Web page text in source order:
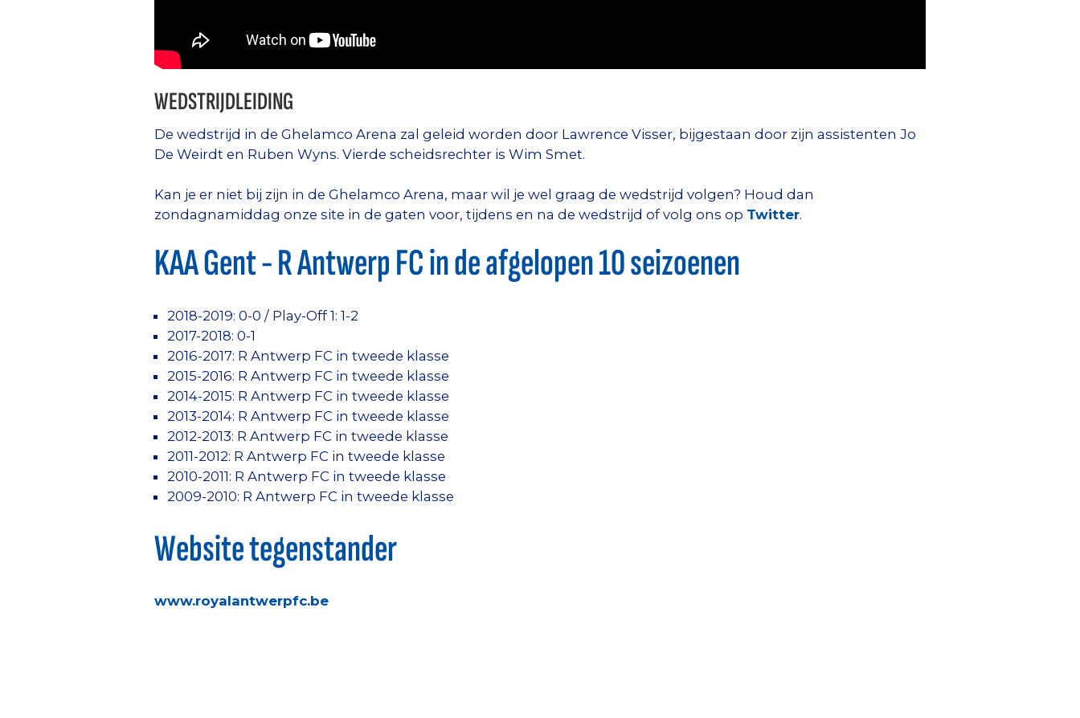
WEDSTRIJDLEIDING
De wedstrijd in de Ghelamco Arena zal geleid worden door Lawrence Visser, bijgestaan door zijn assistenten Jo
De Weirdt en Ruben Wyns. Vierde scheidsrechter is Wim Smet.
Kan je er niet bij zijn in de Ghelamco Arena, maar wil je wel graag de wedstrijd volgen? Houd dan
zondagnamiddag onze site in de gaten voor, tijdens en na de wedstrijd of volg ons op Twitter.
KAA Gent - R Antwerp FC in de afgelopen 10 seizoenen
2018-2019: 0-0 / Play-Off 1: 1-2
2017-2018: 0-1
2016-2017: R Antwerp FC in tweede klasse
2015-2016: R Antwerp FC in tweede klasse
2014-2015: R Antwerp FC in tweede klasse
2013-2014: R Antwerp FC in tweede klasse
2012-2013: R Antwerp FC in tweede klasse
2011-2012: R Antwerp FC in tweede klasse
2010-2011: R Antwerp FC in tweede klasse
2009-2010: R Antwerp FC in tweede klasse
Website tegenstander
www.royalantwerpfc.be